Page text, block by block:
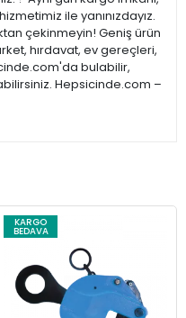
ile yanınızdayız.
çekinmeyin! Geniş ürün
hırdavat, ev gereçleri,
bulabilir,
Hepsicinde.com –
KARGO
BEDAVA